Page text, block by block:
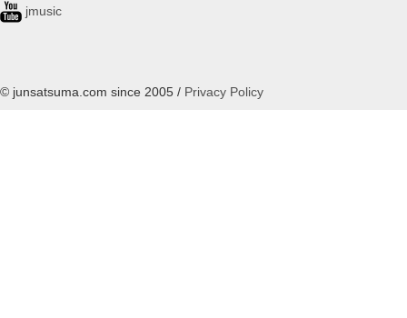
jmusic
© junsatsuma.com since 2005 / Privacy Policy